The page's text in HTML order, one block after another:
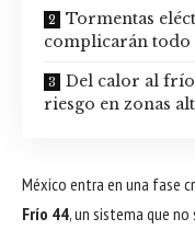
Tormentas
complicarán todo
Del calor al frío
riesgo en zonas
México entra en una fase
Frío 44, un sistema que